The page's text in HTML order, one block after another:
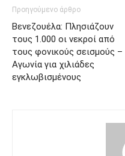
Προηγούμενο άρθρο
Βενεζουέλα: Πλησιάζουν
τους 1.000 οι νεκροί από
τους φονικούς σεισμούς –
Αγωνία για χιλιάδες
εγκλωβισμένους